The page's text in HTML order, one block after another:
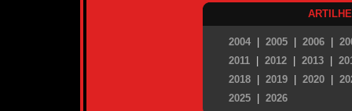
2004 2005 2006
2011
2012 2013
2018
2019 2020
2025
2026